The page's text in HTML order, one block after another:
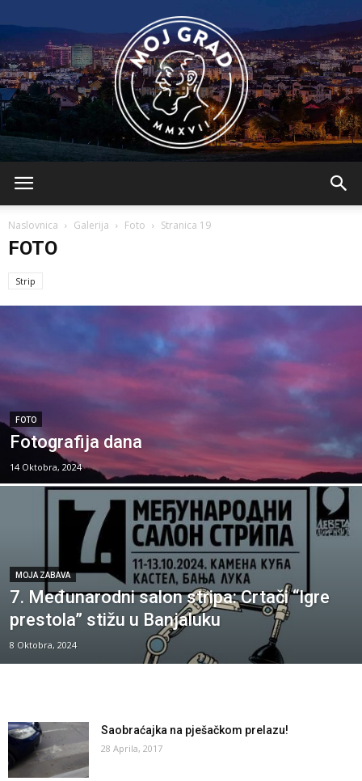
Naslovnica Galerija Foto Stranica 19
FOTO
Strip
FOTO
Fotografija dana
14 Oktobra, 2024
MOJA ZABAVA
7. Međunarodni salon stripa: Crtači “Igre
prestola” stižu u Banjaluku
8 Oktobra, 2024
Saobraćajka na pješačkom prelazu!
28 Aprila, 2017